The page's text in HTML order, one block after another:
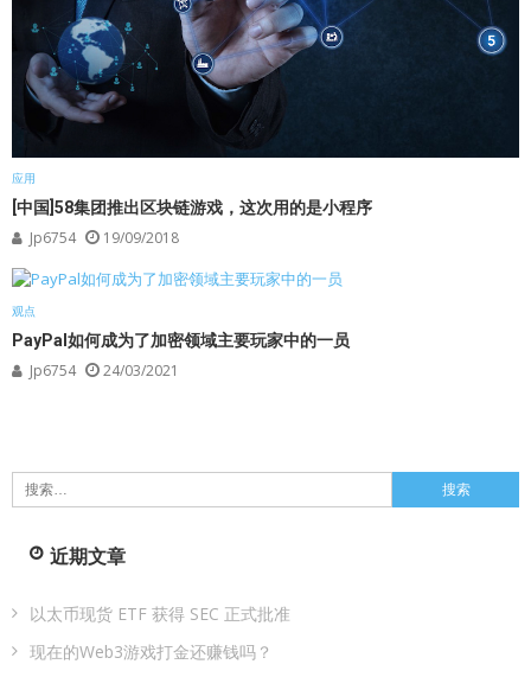
应用
[中国]58集团推出区块链游戏，这次用的是小程序
Jp6754 19/09/2018
观点
PayPal如何成为了加密领域主要玩家中的一员
Jp6754 24/03/2021
搜
索：
近期文章
以太币现货 ETF 获得 SEC 正式批准
现在的Web3游戏打金还赚钱吗？